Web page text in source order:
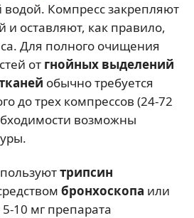
Компресс закрепляют
и оставляют, как правило,
Для полного очищения
от гнойных выделений
обычно требуется
до трех компрессов (24-72
возможны
трипсин
бронхоскопа или
10 мг препарата